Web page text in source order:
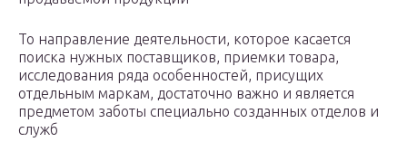
То направление деятельности, которое касается
поиска нужных поставщиков, приемки товара,
исследования ряда особенностей, присущих
отдельным маркам, достаточно важно и является
предметом заботы специально созданных отделов и
служб